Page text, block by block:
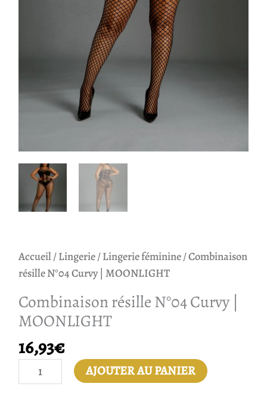
Accueil/Lingerie/Lingerie féminine/ Combinaison
résille N°04 Curvy | MOONLIGHT
Combinaison résille N°04 Curvy |
MOONLIGHT
16,93€
AJOUTER AU PANIER